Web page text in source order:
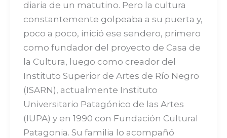
diaria de un matutino. Pero la cultura
constantemente golpeaba a su puerta y,
poco a poco, inició ese sendero, primero
como fundador del proyecto de Casa de
la Cultura, luego como creador del
Instituto Superior de Artes de Río Negro
(ISARN), actualmente Instituto
Universitario Patagónico de las Artes
(IUPA) y en 1990 con Fundación Cultural
Patagonia. Su familia lo acompañó